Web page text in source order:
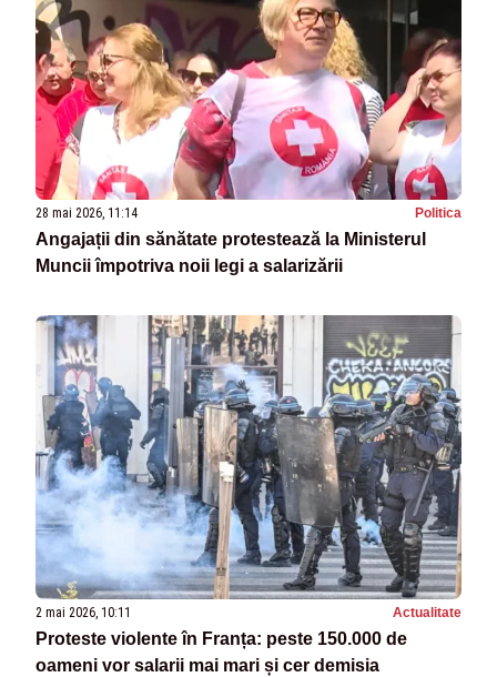
28 mai 2026, 11:14 Politica
Angajații din sănătate protestează la Ministerul
Muncii împotriva noii legi a salarizării
2 mai 2026, 10:11 Actualitate
Proteste violente în Franța: peste 150.000 de
oameni vor salarii mai mari și cer demisia